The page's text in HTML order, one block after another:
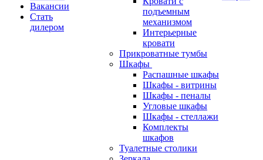
Вакансии
Стать
дилером
подъемным
механизмом
Интерьерные
кровати
Прикроватные тумбы
Шкафы
Распашные шкафы
Шкафы - витрины
Шкафы - пеналы
Угловые шкафы
Шкафы - стеллажи
Комплекты
шкафов
Туалетные столики